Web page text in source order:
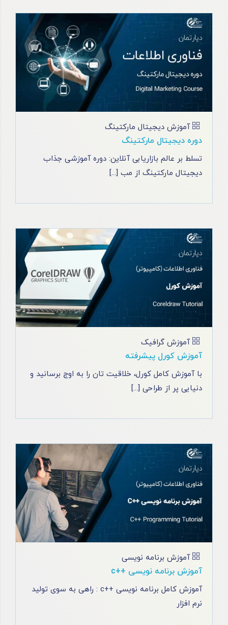
آموزش دیجیتال مارکتینگ
دوره دیجیتال مارکتینگ
تسلط بر عالم بازاریابی آنلاین: دوره آموزشی جذاب
دیجیتال مارکتینگ از مب [...]
آموزش گرافیک
آموزش کورل پیشرفته
با آموزش کامل کورل، خلاقیت تان را به اوج برسانید و
دنیایی پر از طراحی [...]
آموزش برنامه نویسی
آموزش برنامه نویسی ++c
آموزش کامل برنامه نویسی ++c : راهی به سوی تولید
نرم افزار